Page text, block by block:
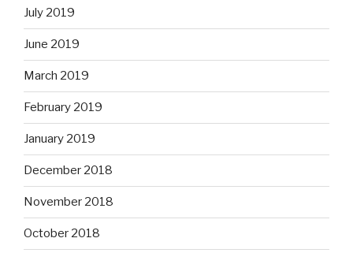
July 2019
June 2019
March 2019
February 2019
January 2019
December 2018
November 2018
October 2018